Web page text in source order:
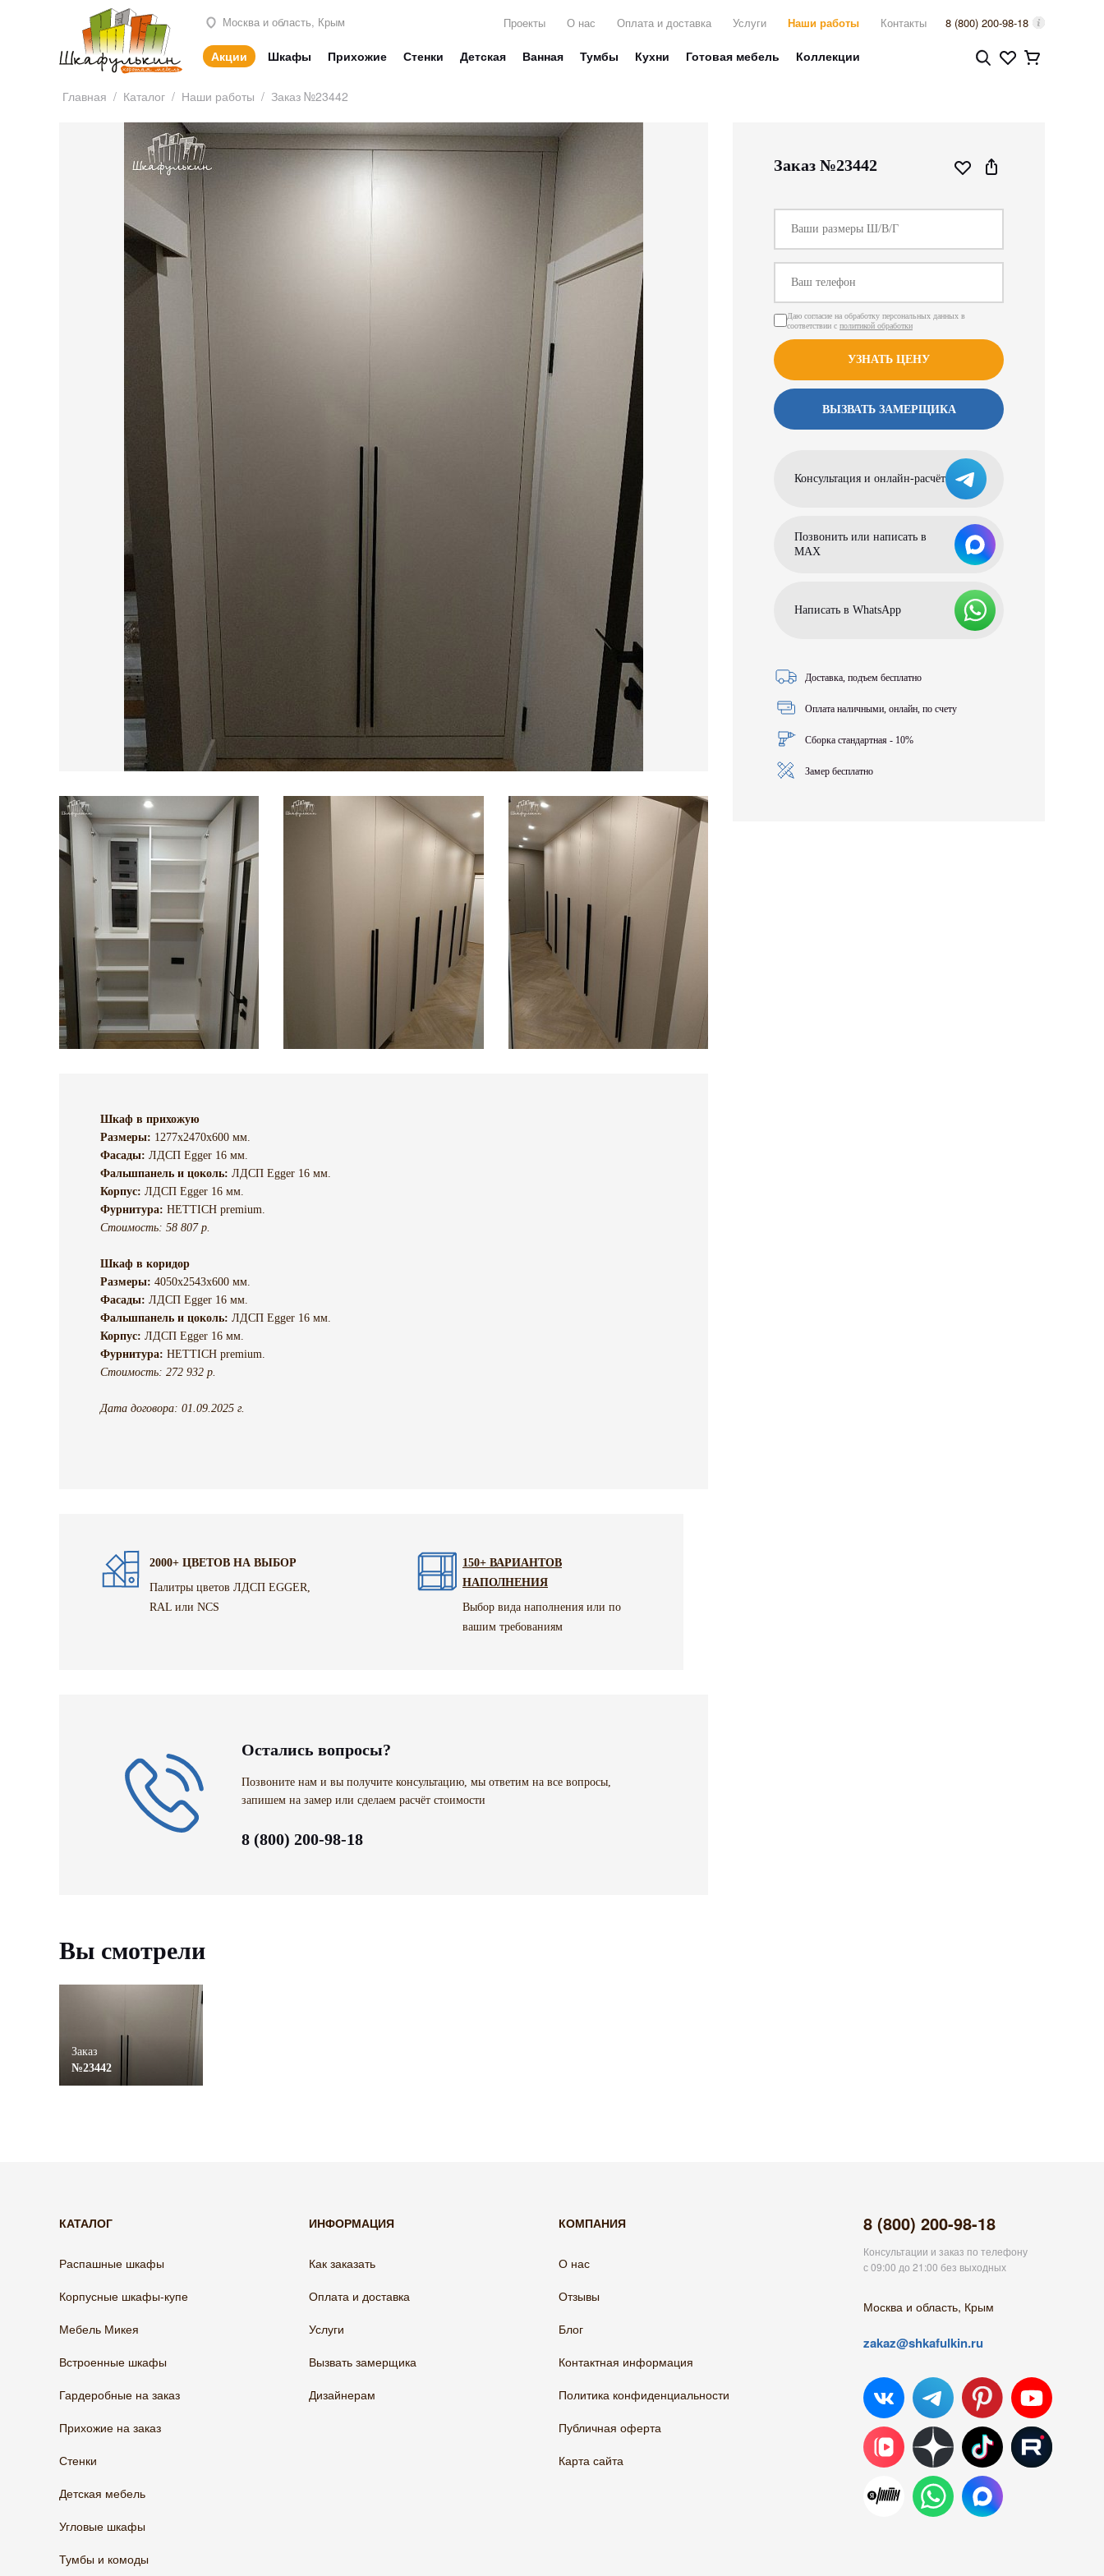
Москва и область, Крым Проекты О нас Оплата и доставка Услуги Наши работы Контакты 8 (800) 200-98-18
Акции Шкафы Прихожие Стенки Детская Ванная Тумбы Кухни Готовая мебель Коллекции
Главная / Каталог / Наши работы / Заказ №23442
Шкаф в прихожую
Размеры: 1277х2470х600 мм.
Фасады: ЛДСП Egger 16 мм.
Фальшпанель и цоколь: ЛДСП Egger 16 мм.
Корпус: ЛДСП Egger 16 мм.
Фурнитура: HETTICH premium.
Стоимость: 58 807 р.
Шкаф в коридор
Размеры: 4050х2543х600 мм.
Фасады: ЛДСП Egger 16 мм.
Фальшпанель и цоколь: ЛДСП Egger 16 мм.
Корпус: ЛДСП Egger 16 мм.
Фурнитура: HETTICH premium.
Стоимость: 272 932 р.
Дата договора: 01.09.2025 г.
2000+ ЦВЕТОВ НА ВЫБОР
Палитры цветов ЛДСП EGGER,
RAL или NCS
150+ ВАРИАНТОВ
НАПОЛНЕНИЯ
Выбор вида наполнения или по
вашим требованиям
Остались вопросы?
Позвоните нам и вы получите консультацию, мы ответим на все вопросы,
запишем на замер или сделаем расчёт стоимости
8 (800) 200-98-18
Заказ №23442
Даю согласие на обработку персональных данных в
соответствии с политикой обработки
УЗНАТЬ ЦЕНУ
ВЫЗВАТЬ ЗАМЕРЩИКА
Консультация и онлайн-расчёт
Позвонить или написать в
МАХ
Написать в WhatsApp
Доставка, подъем бесплатно
Оплата наличными, онлайн, по счету
Сборка стандартная - 10%
Замер бесплатно
Вы смотрели
Заказ
№23442
КАТАЛОГ
Распашные шкафы
Корпусные шкафы-купе
Мебель Микея
Встроенные шкафы
Гардеробные на заказ
Прихожие на заказ
Стенки
Детская мебель
Угловые шкафы
Тумбы и комоды
ИНФОРМАЦИЯ
Как заказать
Оплата и доставка
Услуги
Вызвать замерщика
Дизайнерам
КОМПАНИЯ
О нас
Отзывы
Блог
Контактная информация
Политика конфиденциальности
Публичная оферта
Карта сайта
8 (800) 200-98-18
Консультации и заказ по телефону
с 09:00 до 21:00 без выходных
Москва и область, Крым
zakaz@shkafulkin.ru